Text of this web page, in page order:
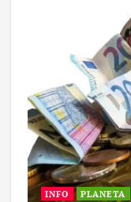
INFO PLANETA